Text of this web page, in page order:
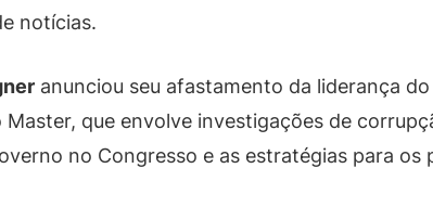
notícias.
anunciou seu afastamento da liderança
que envolve investigações de
no Congresso e as estratégias para os